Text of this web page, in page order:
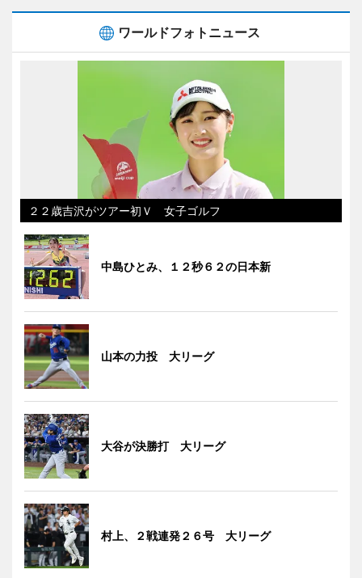
ワールドフォトニュース
２２歳吉沢がツアー初Ｖ 女子ゴルフ
中島ひとみ、１２秒６２の日本新
山本の力投 大リーグ
大谷が決勝打 大リーグ
村上、２戦連発２６号 大リーグ